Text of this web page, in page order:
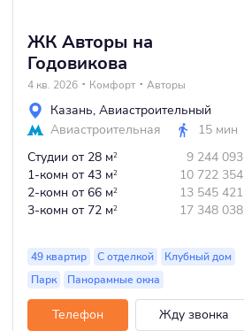
ЖК Авторы на
Годовикова
4 кв. 2026 Комфорт Авторы
Казань, Авиастроительный
Авиастроительная
15 мин
Студии от 28 м2 9 244 093
1-комн от 43 м2 10 722 354
2-комн от 66 м2 13 545 421
3-комн от 72 м2 17 348 038
49 квартир С отделкой
Клубный дом
Парк
Панорамные окна
Телефон Жду звонка